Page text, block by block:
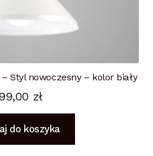
Styl nowoczesny – kolor biały
99,00 zł
do koszyka